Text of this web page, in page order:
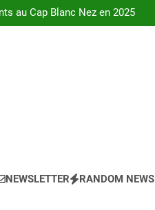
au Cap Blanc Nez en 2025
votre restaurant en 2025 ?
NEWSLETTER RANDOM NEWS